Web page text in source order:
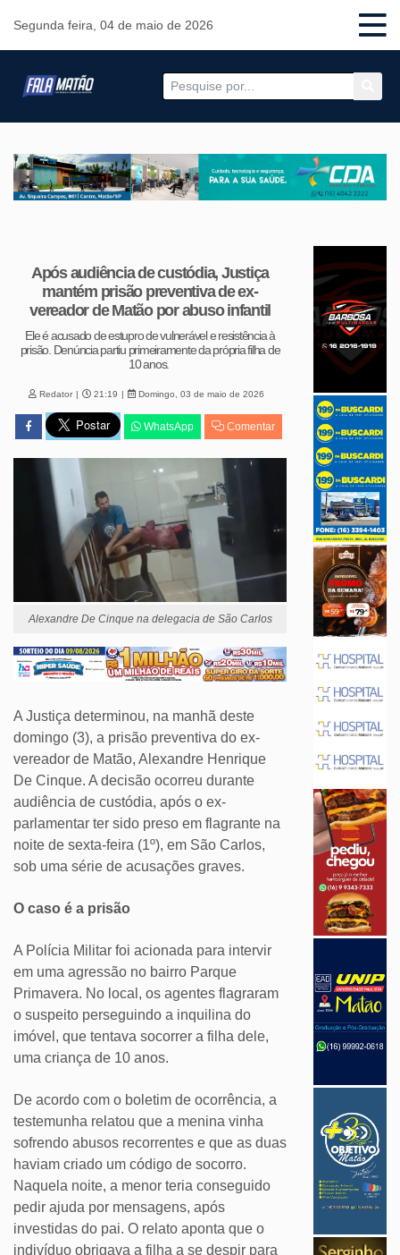
Segunda feira, 04 de maio de 2026
Após audiência de custódia, Justiça
mantém prisão preventiva de ex-
vereador de Matão por abuso infantil
Ele é acusado de estupro de vulnerável e resistência à
prisão. Denúncia partiu primeiramente da própria filha de
10 anos.
Redator 21:19 Domingo, 03 de maio de 2026
WhatsApp Comentar
Alexandre De Cinque na delegacia de São Carlos
A Justiça determinou, na manhã deste
domingo (3), a prisão preventiva do ex-
vereador de Matão, Alexandre Henrique
De Cinque. A decisão ocorreu durante
audiência de custódia, após o ex-
parlamentar ter sido preso em flagrante na
noite de sexta-feira (1º), em São Carlos,
sob uma série de acusações graves.
O caso é a prisão
A Polícia Militar foi acionada para intervir
em uma agressão no bairro Parque
Primavera. No local, os agentes flagraram
o suspeito perseguindo a inquilina do
imóvel, que tentava socorrer a filha dele,
uma criança de 10 anos.
De acordo com o boletim de ocorrência, a
testemunha relatou que a menina vinha
sofrendo abusos recorrentes e que as duas
haviam criado um código de socorro.
Naquela noite, a menor teria conseguido
pedir ajuda por mensagens, após
investidas do pai. O relato aponta que o
indivíduo obrigava a filha a se despir para